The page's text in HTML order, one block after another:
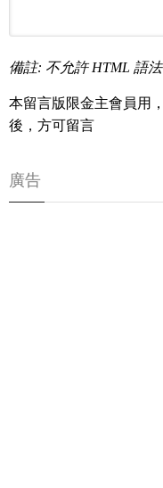
備註: 不允許 HTML 語法
本留言版限金主會員用，
後，方可留言
廣告